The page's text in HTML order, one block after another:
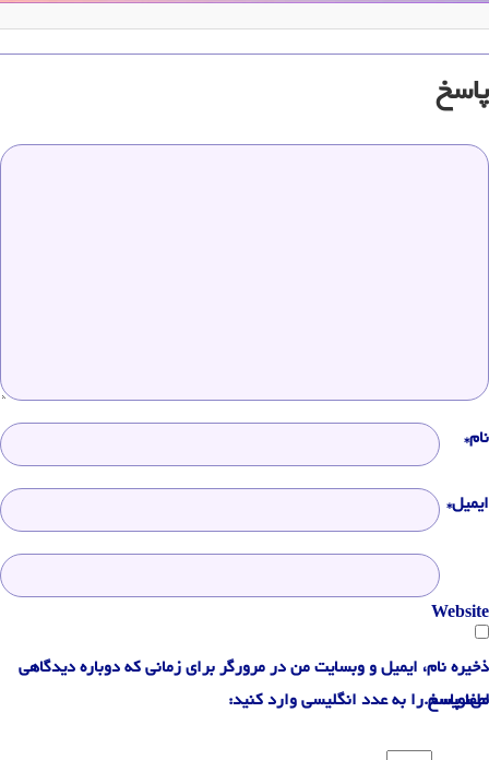
پاسخ
نام*
ایمیل*
Website
ذخیره نام، ایمیل و وبسایت من در مرورگر برای زمانی که دوباره دیدگاهی
می‌نویسم.
لطفا پاسخ را به عدد انگلیسی وارد کنید: